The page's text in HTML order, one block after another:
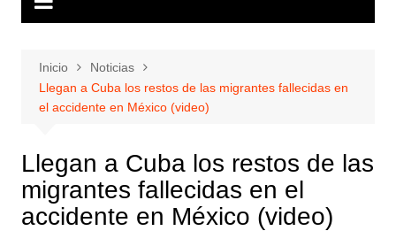
Inicio
Noticias
Llegan a Cuba los restos de las migrantes fallecidas en
el accidente en México (video)
Llegan a Cuba los restos de las
migrantes fallecidas en el
accidente en México (video)